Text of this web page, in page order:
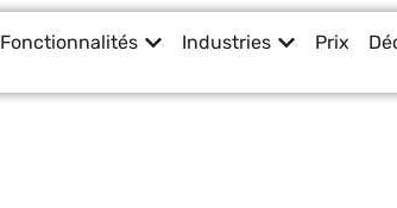
Fonctionnalités Industries Prix